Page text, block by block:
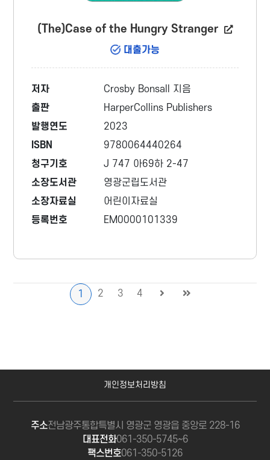
(The)Case of the Hungry Stranger
대출가능
저자
Crosby Bonsall 지음
출판
HarperCollins Publishers
발행연도
2023
ISBN
9780064440264
청구기호
J 747 아69하 2-47
소장도서관
영광군립도서관
소장자료실
어린이자료실
등록번호
EM0000101339
1 2 3 4
개인정보처리방침
주소전남광주통합특별시 영광군 영광읍 중앙로 228-16
대표전화061-350-5745~6
팩스번호061-350-5126